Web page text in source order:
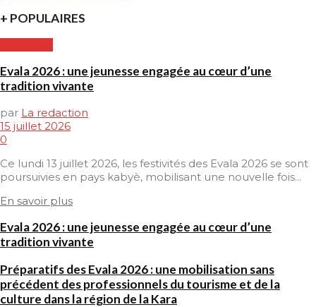
+ POPULAIRES
Evala 2026 : une jeunesse engagée au cœur d’une
tradition vivante
par La redaction
15 juillet 2026
0
Ce lundi 13 juillet 2026, les festivités des Evala 2026 se sont
poursuivies en pays kabyè, mobilisant une nouvelle fois...
En savoir plus
Evala 2026 : une jeunesse engagée au cœur d’une
tradition vivante
Préparatifs des Evala 2026 : une mobilisation sans
précédent des professionnels du tourisme et de la
culture dans la région de la Kara